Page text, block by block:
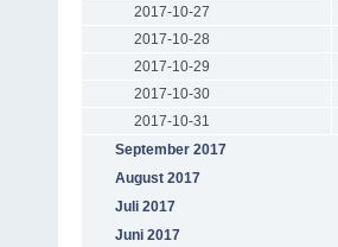
2017-10-27
2017-10-28
2017-10-29
2017-10-30
2017-10-31
September 2017
August 2017
Juli 2017
Juni 2017